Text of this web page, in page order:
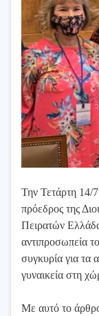
Την Τετάρτη 14/
πρόεδρος της
Πειρατών
αντιπροσωπεία
συγκυρία για τα
γυναικεία στη
Με αυτό το